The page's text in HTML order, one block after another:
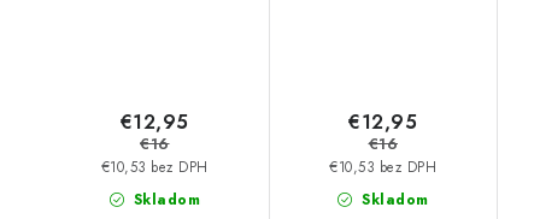
Skladom
€10,53 bez DPH
€12,95
€16
Skladom
€10,53 bez DPH
€12,95
€16